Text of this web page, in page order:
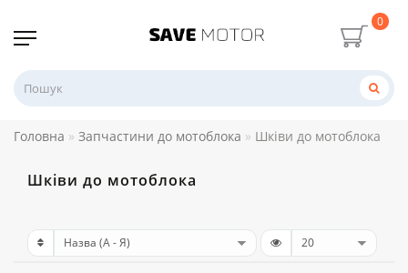
0
Головна Запчастини до мотоблока Шківи до мотоблока
Шківи до мотоблока